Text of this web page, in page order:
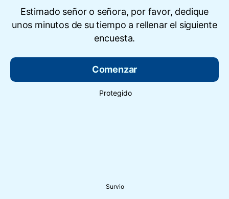
Estimado señor o señora, por favor, dedique
unos minutos de su tiempo a rellenar el siguiente
encuesta.
Comenzar
Protegido
Survio